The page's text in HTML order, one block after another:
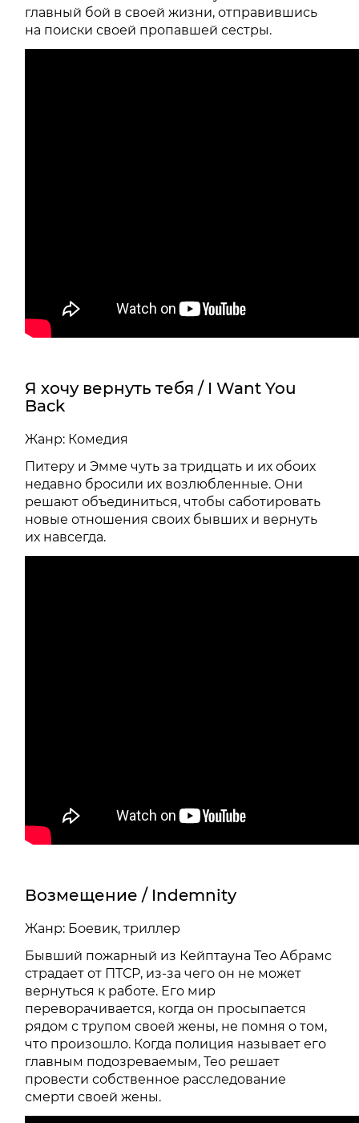
главный бой в своей жизни, отправившись
на поиски своей пропавшей сестры.
Я хочу вернуть тебя / I Want You
Back
Жанр: Комедия
Питеру и Эмме чуть за тридцать и их обоих
недавно бросили их возлюбленные. Они
решают объединиться, чтобы саботировать
новые отношения своих бывших и вернуть
их навсегда.
Возмещение / Indemnity
Жанр: Боевик, триллер
Бывший пожарный из Кейптауна Тео Абрамс
страдает от ПТСР, из-за чего он не может
вернуться к работе. Его мир
переворачивается, когда он просыпается
рядом с трупом своей жены, не помня о том,
что произошло. Когда полиция называет его
главным подозреваемым, Тео решает
провести собственное расследование
смерти своей жены.